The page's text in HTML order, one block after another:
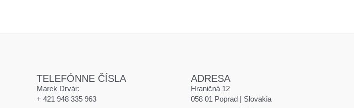
TELEFÓNNE ČÍSLA
Marek Drvár:
+ 421 948 335 963
ADRESA
Hraničná 12
058 01 Poprad | Slovakia